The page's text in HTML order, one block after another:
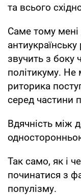
та всього
Саме тому мені
звучить з боку
політикуму.
риторика
серед частини
Вдячність між
Так само, як і
починатися з
популізму.